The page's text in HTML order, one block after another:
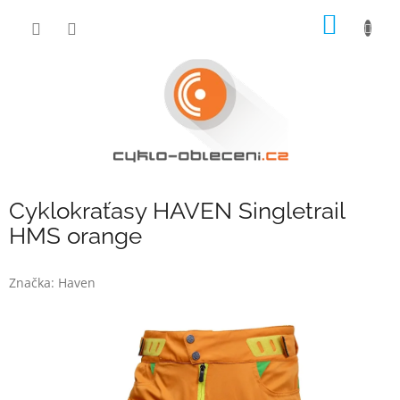
Cyklokraťasy HAVEN Singletrail
HMS orange
Značka: Haven